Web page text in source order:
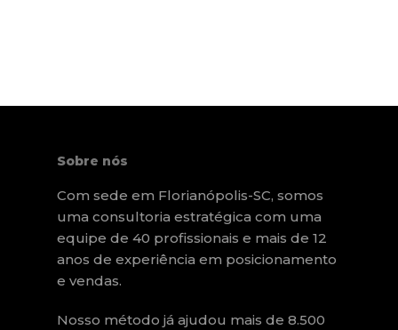
Sobre nós
Com sede em Florianópolis-SC, somos
uma consultoria estratégica com uma
equipe de 40 profissionais e mais de 12
anos de experiência em posicionamento
e vendas.
Nosso método já ajudou mais de 8.500